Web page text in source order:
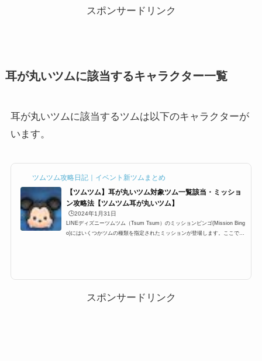
スポンサードリンク
耳が丸いツムに該当するキャラクター一覧
耳が丸いツムに該当するツムは以下のキャラクターが
います。
ツムツム攻略日記｜イベント新ツムまとめ
【ツムツム】耳が丸いツム対象ツム一覧該当・ミッショ
ン攻略法【ツムツム耳が丸いツム】
🕒️2024年1月31日
LINEディズニーツムツム（Tsum Tsum）のミッションビンゴ(Mission Bing
o)にはいくつかツムの種類を指定されたミッションが登場します。ここでは
ミッキー ホーンハットミ...
スポンサードリンク